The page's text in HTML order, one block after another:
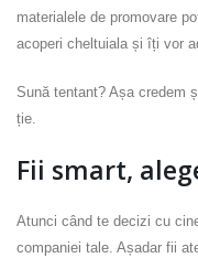
materialele de promovare
acoperi cheltuiala și îți vor
Sună tentant? Așa credem
ție.
Fii smart,
Atunci când te decizi cu
companiei tale. Așadar fii